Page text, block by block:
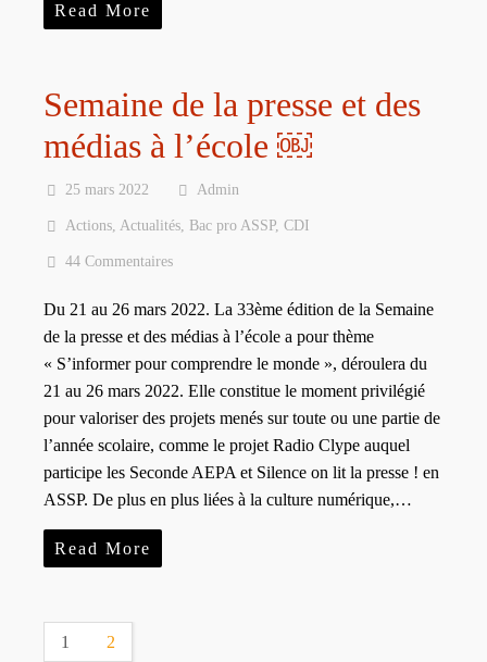
Read More
Semaine de la presse et des
médias à l’école ￼
25 mars 2022 Admin
Actions Actualités Bac pro ASSP, CDI
44 Commentaires
Du 21 au 26 mars 2022. La 33ème édition de la Semaine
de la presse et des médias à l’école a pour thème
« S’informer pour comprendre le monde », déroulera du
21 au 26 mars 2022. Elle constitue le moment privilégié
pour valoriser des projets menés sur toute ou une partie de
l’année scolaire, comme le projet Radio Clype auquel
participe les Seconde AEPA et Silence on lit la presse ! en
ASSP. De plus en plus liées à la culture numérique,…
Read More
1 2